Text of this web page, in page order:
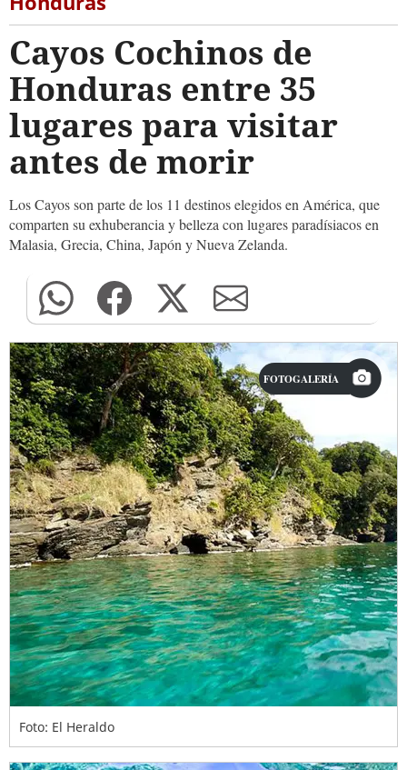
Cayos Cochinos de
Honduras entre 35
lugares para visitar
antes de morir
Los Cayos son parte de los 11 destinos elegidos en América, que
comparten su exhuberancia y belleza con lugares paradísiacos en
Malasia, Grecia, China, Japón y Nueva Zelanda.
FOTOGALERÍA
Foto: El Heraldo